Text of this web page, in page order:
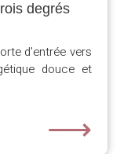
degrés
d'entrée vers
douce et
⟶